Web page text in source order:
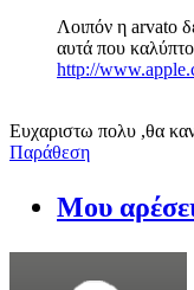
Λοιπόν η arvato
αυτά που
http://
Ευχαριστω πολυ ,θα
Παράθεση
Μου